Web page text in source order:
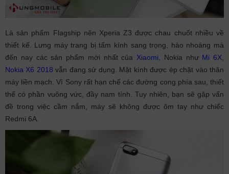
Là sản phẩm Flagship nên Xperia Z3 được chau chuốt nhiều về
thiết kế. Lưng máy trang bị tấm kính sang trọng, hào nhoáng mà
đến nay các sản phẩm mới nhất của Xiaomi, Nokia như Mi 6X,
Nokia X6 2018 vẫn đang sử dụng. Mặt kính được ép chặt vào thân
máy liền mạch. Vì Sony rất hạn chế các đường cong phía sau, thiết
thế có phần vuông vức, đầy nam tính. Tuy nhiên, bạn sẽ gặp vấn
đề trong việc cầm nắm, máy sẽ không được ôm tay như chiếc
Redmi 6A.